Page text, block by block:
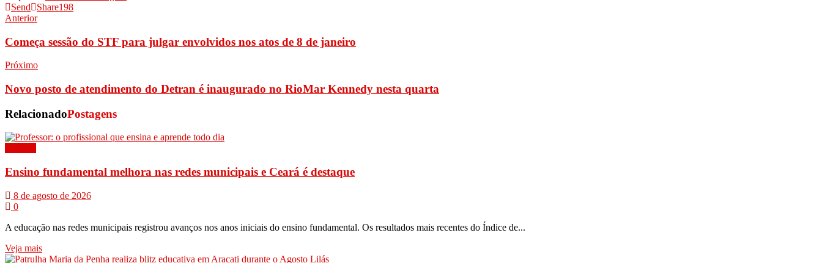
Send
Share198
Anterior
Começa sessão do STF para julgar envolvidos nos atos de 8 de janeiro
Próximo
Novo posto de atendimento do Detran é inaugurado no RioMar Kennedy nesta quarta
RelacionadoPostagens
Ensino fundamental melhora nas redes municipais e Ceará é destaque
8 de agosto de 2026
0
A educação nas redes municipais registrou avanços nos anos iniciais do ensino fundamental. Os resultados mais recentes do Índice de...
Veja mais